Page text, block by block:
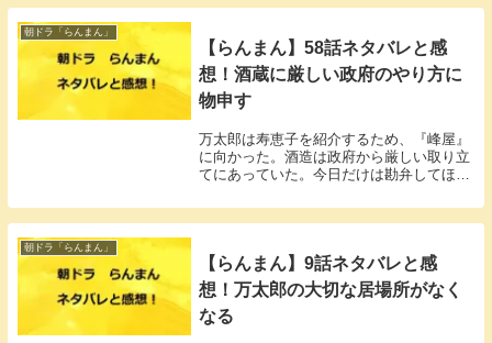
朝ドラ「らんまん」
【らんまん】58話ネタバレと感
想！酒蔵に厳しい政府のやり方に
物申す
万太郎は寿恵子を紹介するため、『峰屋』
に向かった。酒造は政府から厳しい取り立
てにあっていた。今日だけは勘弁してほし
朝ドラ「らんまん」
【らんまん】9話ネタバレと感
想！万太郎の大切な居場所がなく
なる